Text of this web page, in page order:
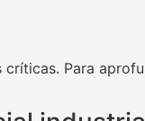
Para